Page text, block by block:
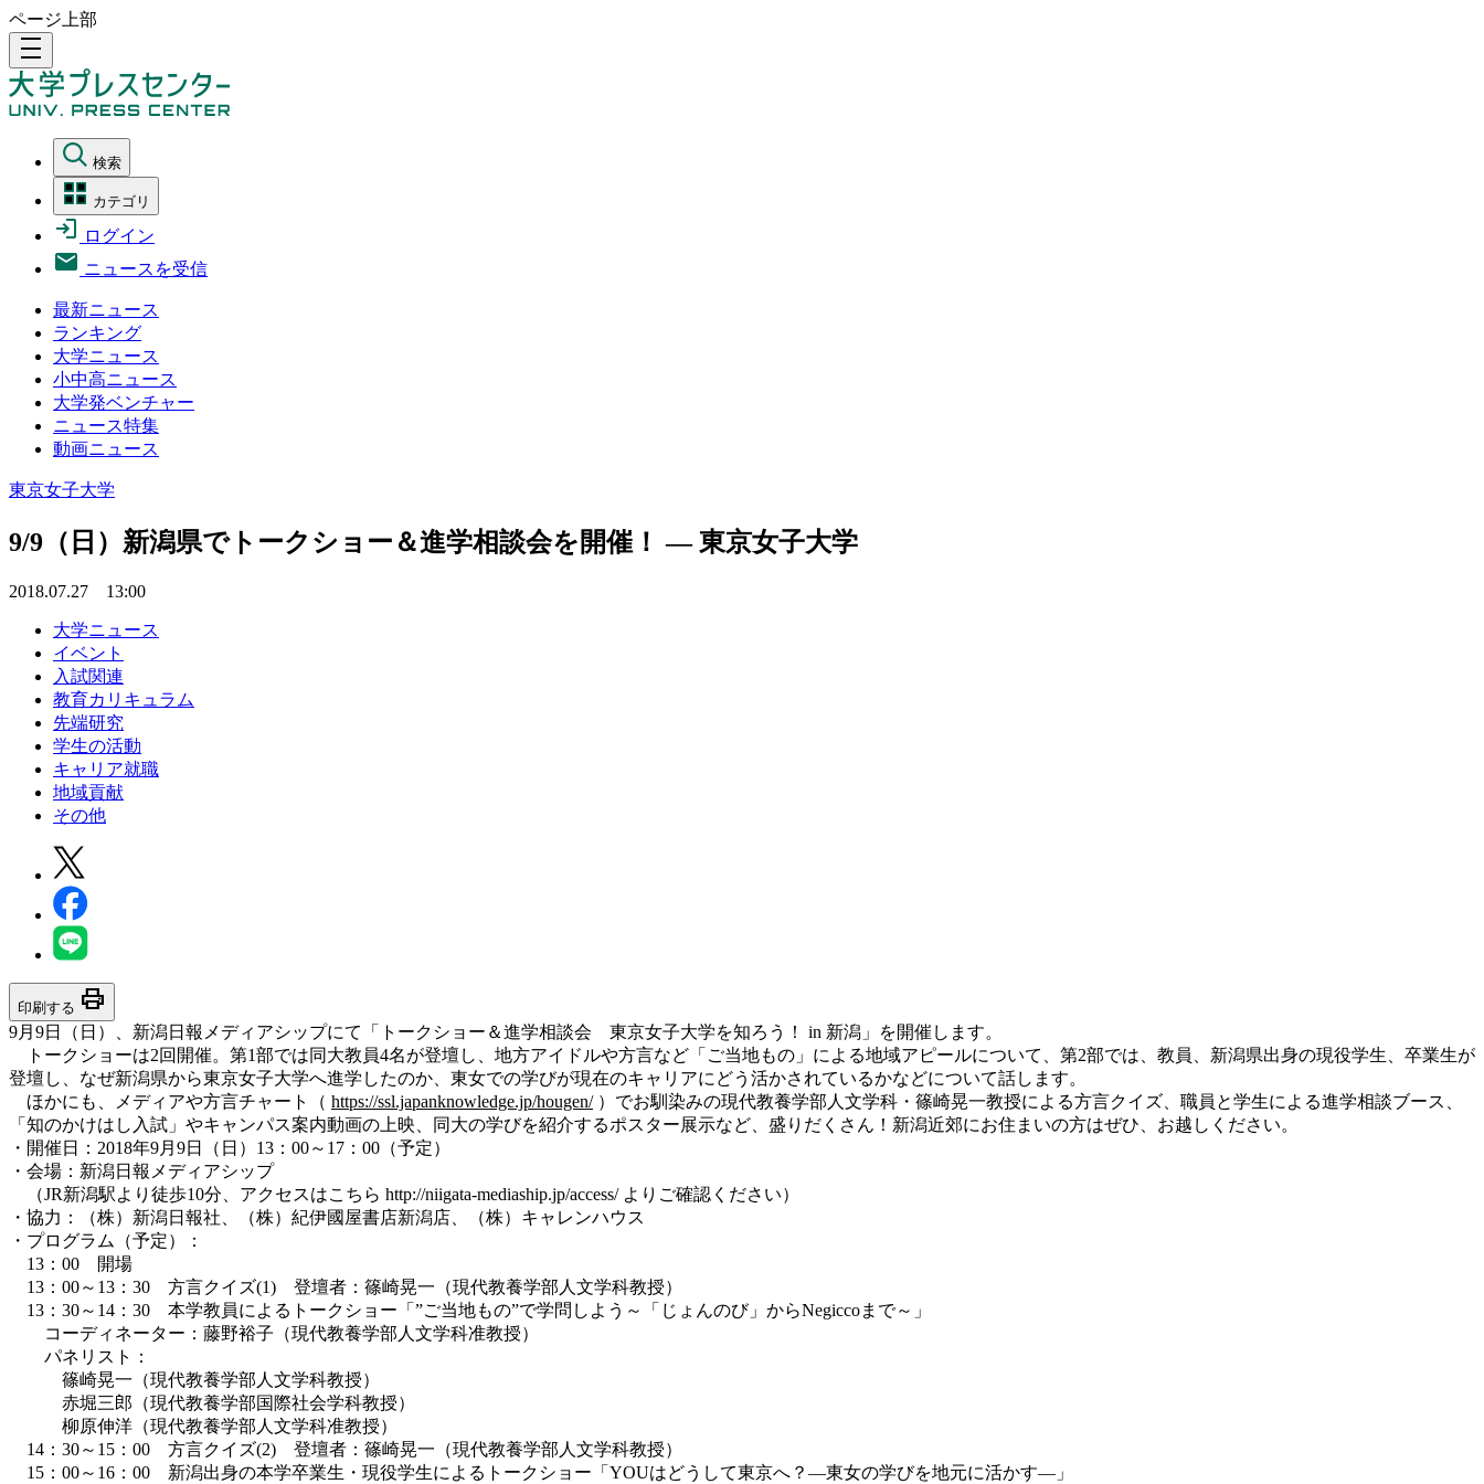
ページ上部
density_medium
検索
カテゴリ
ログイン
ニュースを受信
最新ニュース
ランキング
大学ニュース
小中高ニュース
大学発ベンチャー
ニュース特集
動画ニュース
東京女子大学
9/9（日）新潟県でトークショー＆進学相談会を開催！ — 東京女子大学
2018.07.27 13:00
大学ニュース
イベント
入試関連
教育カリキュラム
先端研究
学生の活動
キャリア就職
地域貢献
その他
印刷する print
9月9日（日）、新潟日報メディアシップにて「トークショー＆進学相談会 東京女子大学を知ろう！ in 新潟」を開催します。
トークショーは2回開催。第1部では同大教員4名が登壇し、地方アイドルや方言など「ご当地もの」による地域アピールについて、第2部では、教員、新潟県出身の現役学生、卒業生が
登壇し、なぜ新潟県から東京女子大学へ進学したのか、東女での学びが現在のキャリアにどう活かされているかなどについて話します。
ほかにも、メディアや方言チャート（ https://ssl.japanknowledge.jp/hougen/）でお馴染みの現代教養学部人文学科・篠崎晃一教授による方言クイズ、職員と学生による進学相談ブース、
「知のかけはし入試」やキャンパス案内動画の上映、同大の学びを紹介するポスター展示など、盛りだくさん！新潟近郊にお住まいの方はぜひ、お越しください。
・開催日：2018年9月9日（日）13：00～17：00（予定）
・会場：新潟日報メディアシップ
（JR新潟駅より徒歩10分、アクセスはこちら http://niigata-mediaship.jp/access/ よりご確認ください）
・協力：（株）新潟日報社、（株）紀伊國屋書店新潟店、（株）キャレンハウス
・プログラム（予定）：
13：00 開場
13：00～13：30 方言クイズ(1) 登壇者：篠崎晃一（現代教養学部人文学科教授）
13：30～14：30 本学教員によるトークショー「”ご当地もの”で学問しよう～「じょんのび」からNegiccoまで～」
コーディネーター：藤野裕子（現代教養学部人文学科准教授）
パネリスト：
篠崎晃一（現代教養学部人文学科教授）
赤堀三郎（現代教養学部国際社会学科教授）
柳原伸洋（現代教養学部人文学科准教授）
14：30～15：00 方言クイズ(2) 登壇者：篠崎晃一（現代教養学部人文学科教授）
15：00～16：00 新潟出身の本学卒業生・現役学生によるトークショー「YOUはどうして東京へ？―東女の学びを地元に活かす―」